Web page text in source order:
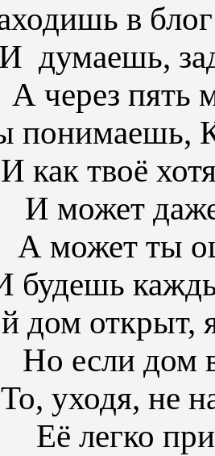
в
И думаешь,
А через пять
понимаешь,
И как твоё
И может
А может ты
будешь
дом открыт,
Но если дом
То, уходя, не
Её легко